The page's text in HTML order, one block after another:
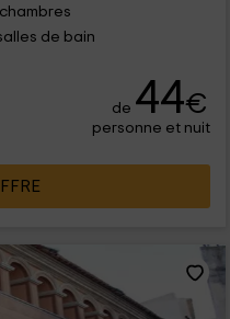
de bain
de 44€
personne et nuit